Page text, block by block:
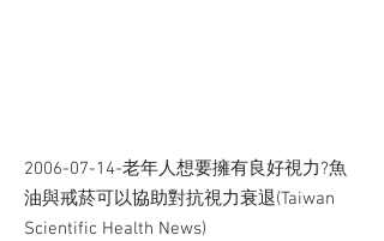
2006-07-14-老年人想要擁有良好視力?魚
油與戒菸可以協助對抗視力衰退(Taiwan
Scientific Health News)